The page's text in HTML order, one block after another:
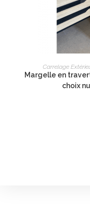
Carrelage
Margelle en
choix